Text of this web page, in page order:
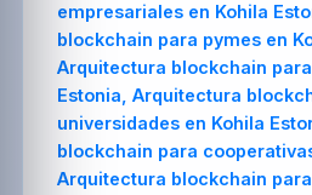
empresariales en Kohila
blockchain para pymes en
Arquitectura blockchain
Estonia, Arquitectura
universidades en Kohila
blockchain para
Arquitectura blockchain